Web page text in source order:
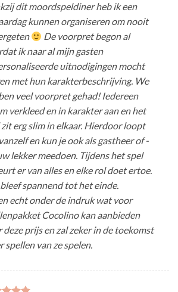
dit moordspeldiner heb ik een
kunnen organiseren om nooit
De voorpret begon al
ik naar al mijn gasten
uitnodigingen mocht
met hun karakterbeschrijving. We
veel voorpret gehad! Iedereen
verkleed en in karakter aan en het
zit erg slim in elkaar. Hierdoor loopt
en kun je ook als gastheer of -
lekker meedoen. Tijdens het spel
er van alles en elke rol doet ertoe.
spannend tot het einde.
echt onder de indruk wat voor
Cocolino kan aanbieden
deze prijs en zal zeker in de toekomst
spellen van ze spelen.